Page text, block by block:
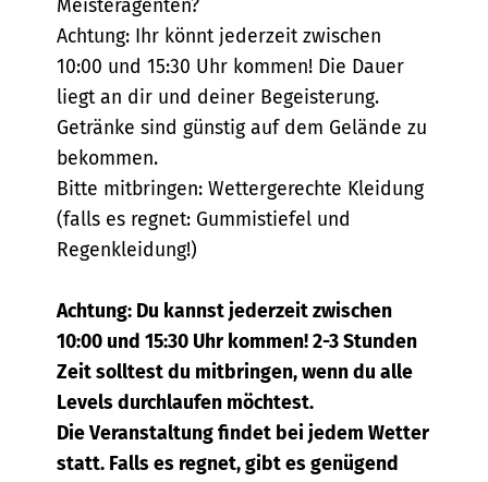
Meisteragenten?
Achtung: Ihr könnt jederzeit zwischen
10:00 und 15:30 Uhr kommen! Die Dauer
liegt an dir und deiner Begeisterung.
Getränke sind günstig auf dem Gelände zu
bekommen.
Bitte mitbringen: Wettergerechte Kleidung
(falls es regnet: Gummistiefel und
Regenkleidung!)
Achtung: Du kannst jederzeit zwischen
10:00 und 15:30 Uhr kommen! 2-3 Stunden
Zeit solltest du mitbringen, wenn du alle
Levels durchlaufen möchtest.
Die Veranstaltung findet bei jedem Wetter
statt. Falls es regnet, gibt es genügend